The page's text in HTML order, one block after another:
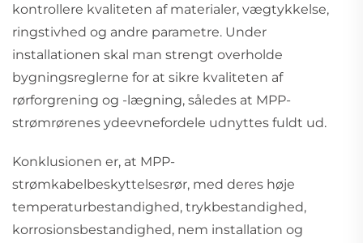
kontrollere kvaliteten af materialer, vægtykkelse,
ringstivhed og andre parametre. Under
installationen skal man strengt overholde
bygningsreglerne for at sikre kvaliteten af
rørforgrening og -lægning, således at MPP-
strømrørenes ydeevnefordele udnyttes fuldt ud.
Konklusionen er, at MPP-
strømkabelbeskyttelsesrør, med deres høje
temperaturbestandighed, trykbestandighed,
korrosionsbestandighed, nem installation og